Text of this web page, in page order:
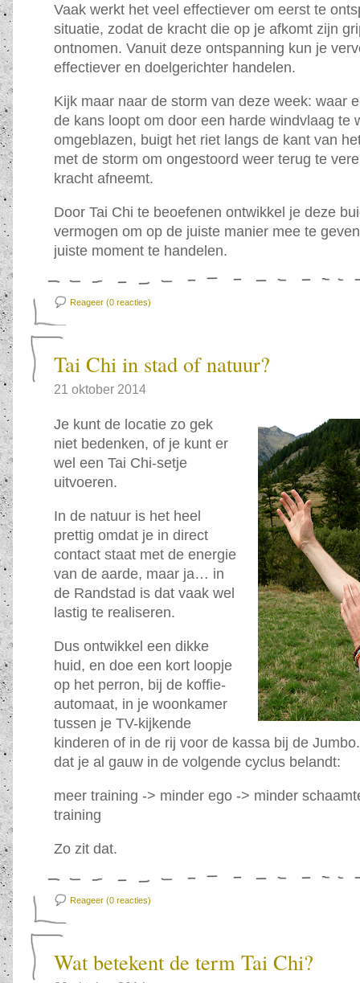
Vaak werkt het veel effectiever om eerst te
situatie, zodat de kracht die op je afkomt zijn
ontnomen. Vanuit deze ontspanning kun je
effectiever en doelgerichter handelen.
Kijk maar naar de storm van deze week: waar
de kans loopt om door een harde windvlaag te
omgeblazen, buigt het riet langs de kant van
met de storm om ongestoord weer terug te
kracht afneemt.
Door Tai Chi te beoefenen ontwikkel je deze
vermogen om op de juiste manier mee te
juiste moment te handelen.
Reageer (0 reacties)
Tai Chi in stad of natuur?
21 oktober 2014
Je kunt de locatie zo gek
niet bedenken, of je kunt er
wel een Tai Chi-setje
uitvoeren.
In de natuur is het heel
prettig omdat je in direct
contact staat met de energie
van de aarde, maar ja… in
de Randstad is dat vaak wel
lastig te realiseren.
Dus ontwikkel een dikke
huid, en doe een kort loopje
op het perron, bij de koffie-
automaat, in je woonkamer
tussen je TV-kijkende
kinderen of in de rij voor de kassa bij de
dat je al gauw in de volgende cyclus belandt:
meer training -> minder ego -> minder
training
Zo zit dat.
Reageer (0 reacties)
Wat betekent de term Tai Chi?